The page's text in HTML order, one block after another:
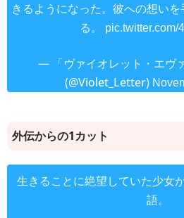
きるようになった。彼への想い
る。
pic.twitter.com/
— 「ヴァイオレット・エヴ
(@Violet_Letter)
外伝からの1カット
生きることに絶望していた少女
語。